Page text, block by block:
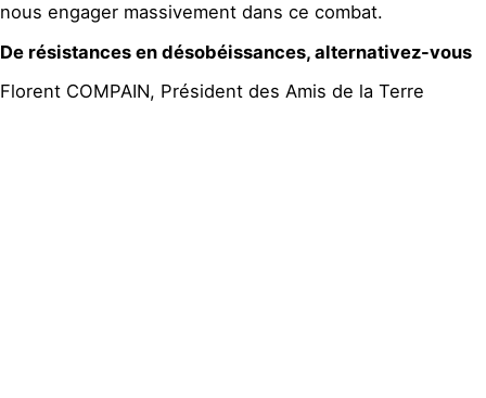
nous engager massivement dans ce combat.
De résistances en désobéissances, alternativez-vous
Florent COMPAIN, Président des Amis de la Terre